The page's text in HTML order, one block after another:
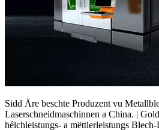
Sidd Äre beschte Produzent vu
Laserschneidmaschinnen a China. |
héichleistungs- a mëttlerleistungs